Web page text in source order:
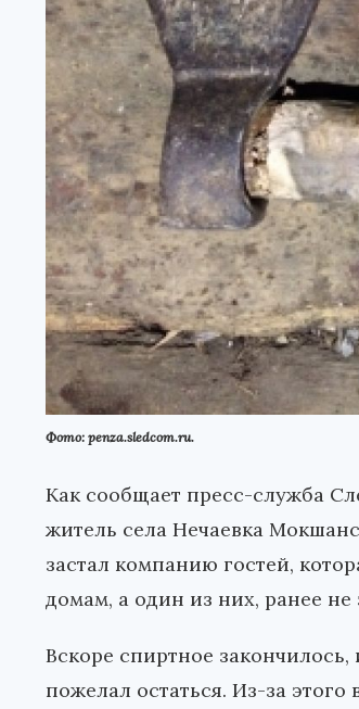
Фото: penza.sledcom.ru.
Как сообщает пресс-служба
житель села Нечаевка
застал компанию гостей,
домам, а один из них, ранее
Вскоре спиртное
пожелал остаться. Из-за